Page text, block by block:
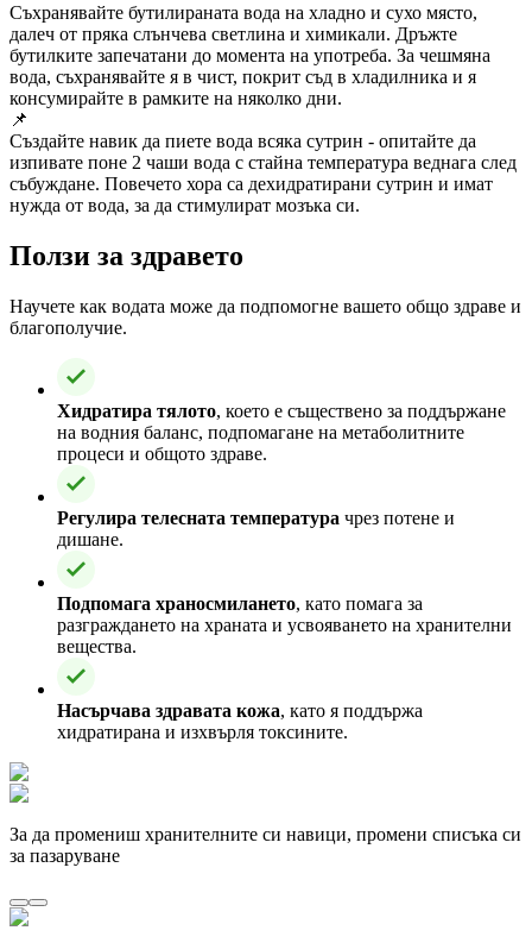
Съхранявайте бутилираната вода на хладно и сухо място,
далеч от пряка слънчева светлина и химикали. Дръжте
бутилките запечатани до момента на употреба. За чешмяна
вода, съхранявайте я в чист, покрит съд в хладилника и я
консумирайте в рамките на няколко дни.
📌
Създайте навик да пиете вода всяка сутрин - опитайте да
изпивате поне 2 чаши вода с стайна температура веднага след
събуждане. Повечето хора са дехидратирани сутрин и имат
нужда от вода, за да стимулират мозъка си.
Ползи за здравето
Научете как водата може да подпомогне вашето общо здраве и
благополучие.
Хидратира тялото, което е съществено за поддържане
на водния баланс, подпомагане на метаболитните
процеси и общото здраве.
Регулира телесната температура чрез потене и
дишане.
Подпомага храносмилането, като помага за
разграждането на храната и усвояването на хранителни
вещества.
Насърчава здравата кожа, като я поддържа
хидратирана и изхвърля токсините.
За да промениш хранителните си навици, промени списъка си
за пазаруване